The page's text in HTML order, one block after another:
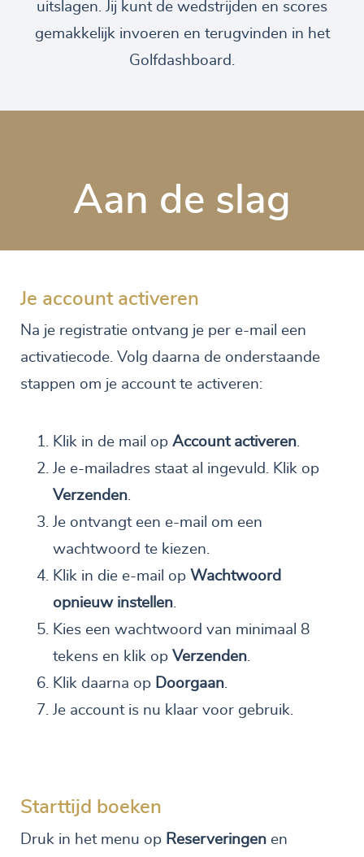
uitslagen. Jij kunt de wedstrijden en scores
gemakkelijk invoeren en terugvinden in het
Golfdashboard.
Aan de slag
Je account activeren
Na je registratie ontvang je per e-mail een
activatiecode. Volg daarna de onderstaande
stappen om je account te activeren:
Klik in de mail op Account activeren.
Je e-mailadres staat al ingevuld. Klik op
Verzenden.
Je ontvangt een e-mail om een
wachtwoord te kiezen.
Klik in die e-mail op Wachtwoord
opnieuw instellen.
Kies een wachtwoord van minimaal 8
tekens en klik op Verzenden.
Klik daarna op Doorgaan.
Je account is nu klaar voor gebruik.
Starttijd boeken
Druk in het menu op Reserveringen en